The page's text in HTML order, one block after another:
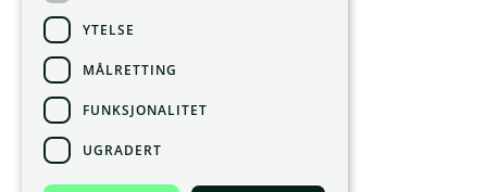
YTELSE
MÅLRETTING
FUNKSJONALITET
UGRADERT